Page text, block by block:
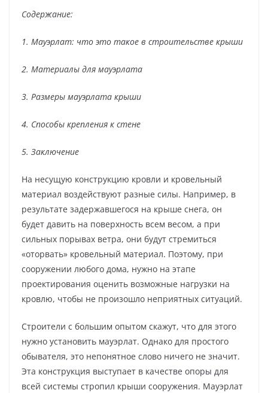
Содержание:
1. Мауэрлат: что это такое в строительстве крыши
2. Материалы для мауэрлата
3. Размеры мауэрлата крыши
4. Способы крепления к стене
5. Заключение
На несущую конструкцию кровли и кровельный
материал воздействуют разные силы. Например, в
результате задержавшегося на крыше снега, он
будет давить на поверхность всем весом, а при
сильных порывах ветра, они будут стремиться
«оторвать» кровельный материал. Поэтому, при
сооружении любого дома, нужно на этапе
проектирования оценить возможные нагрузки на
кровлю, чтобы не произошло неприятных ситуаций.
Строители с большим опытом скажут, что для этого
нужно установить мауэрлат. Однако для простого
обывателя, это непонятное слово ничего не значит.
Эта конструкция выступает в качестве опоры для
всей системы стропил крыши сооружения. Мауэрлат